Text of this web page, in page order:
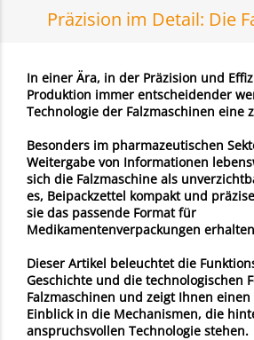
Präzision im Detail: Die
In einer Ära, in der Präzision und
Produktion immer entscheidender
Technologie der Falzmaschinen eine
Besonders im pharmazeutischen
Weitergabe von Informationen
sich die Falzmaschine als
es, Beipackzettel kompakt und
sie das passende Format für
Medikamentenverpackungen
Dieser Artikel beleuchtet die
Geschichte und die technologischen
Falzmaschinen und zeigt Ihnen
Einblick in die Mechanismen, die
anspruchsvollen Technologie stehen.